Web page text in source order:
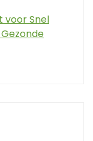
voor Snel